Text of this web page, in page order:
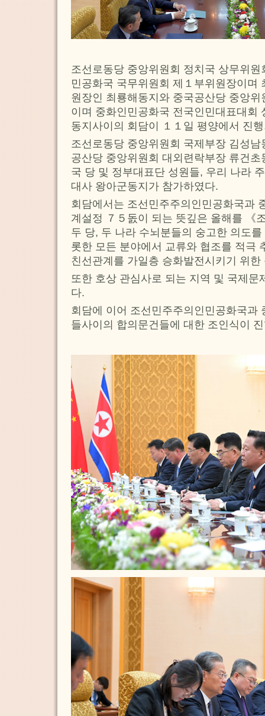
조선로동당 중앙위원회 정치국 상무위
민공화국 국무위원회 제１부위원장이며
원장인 최룡해동지와 중국공산당 중앙
이며 중화인민공화국 전국인민대표대회
동지사이의 회담이 １１일 평양에서 진
조선로동당 중앙위원회 국제부장 김성
공산당 중앙위원회 대외련락부장 류건
국 당 및 정부대표단 성원들, 우리 나라
대사 왕아군동지가 참가하였다.
회담에서는 조선민주주의인민공화국과
계설정 ７５돐이 되는 뜻깊은 올해를 《
두 당, 두 나라 수뇌분들의 숭고한 의도
롯한 모든 분야에서 교류와 협조를 적극
친선관계를 가일층 승화발전시키기 위
또한 호상 관심사로 되는 지역 및 국제문
다.
회담에 이어 조선민주주의인민공화국과
들사이의 합의문건들에 대한 조인식이